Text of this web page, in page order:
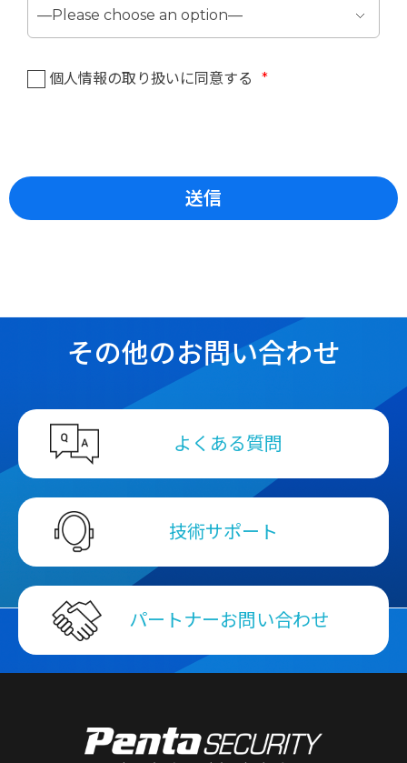
個人情報の取り扱いに同意する *
その他のお問い合わせ
よくある質問
技術サポート
パートナーお問い合わせ